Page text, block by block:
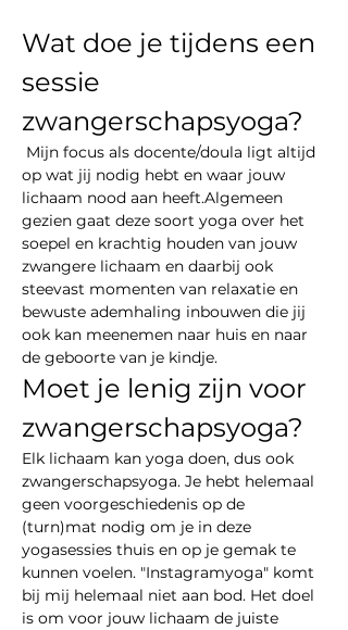
Wat doe je tijdens een
sessie
zwangerschapsyoga?
Mijn focus als docente/doula ligt altijd
op wat jij nodig hebt en waar jouw
lichaam nood aan heeft.Algemeen
gezien gaat deze soort yoga over het
soepel en krachtig houden van jouw
zwangere lichaam en daarbij ook
steevast momenten van relaxatie en
bewuste ademhaling inbouwen die jij
ook kan meenemen naar huis en naar
de geboorte van je kindje.
Moet je lenig zijn voor
zwangerschapsyoga?
Elk lichaam kan yoga doen, dus ook
zwangerschapsyoga. Je hebt helemaal
geen voorgeschiedenis op de
(turn)mat nodig om je in deze
yogasessies thuis en op je gemak te
kunnen voelen. "Instagramyoga" komt
bij mij helemaal niet aan bod. Het doel
is om voor jouw lichaam de juiste